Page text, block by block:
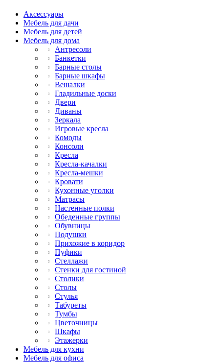
Аксессуары
Мебель для дачи
Мебель для детей
Мебель для дома
Антресоли
Банкетки
Барные столы
Барные шкафы
Вешалки
Гладильные доски
Двери
Диваны
Зеркала
Игровые кресла
Комоды
Консоли
Кресла
Кресла-качалки
Кресла-мешки
Кровати
Кухонные уголки
Матрасы
Настенные полки
Обеденные группы
Обувницы
Подушки
Прихожие в коридор
Пуфики
Стеллажи
Стенки для гостиной
Столики
Столы
Стулья
Табуреты
Тумбы
Цветочницы
Шкафы
Этажерки
Мебель для кухни
Мебель для офиса